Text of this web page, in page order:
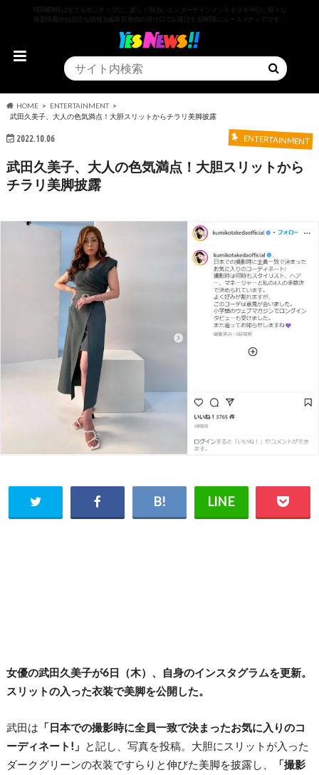
YESNEWSは全てをポジティブに、楽しく明るいエンターテインメントネタを中心に様々な
最新情報やお役立ち情報を編集部独自の切り口でお届けするWEBニュースメディアです。
HOME
ENTERTAINMENT
武田久美子、大人の色気満点！大胆スリットからチラリ美脚披露
2022.10.06 ENTERTAINMENT
武田久美子、大人の色気満点！大胆スリットから
チラリ美脚披露
女優の武田久美子が6日（木）、自身のインスタグラムを更新。
スリットの入った衣装で美脚を公開した。
武田は 「日本での撮影時に全員一致で決まったお気に入りのコ
ーディネート!」 と記し、写真を投稿。大胆にスリットが入った
ダークグリーンの衣装ですらりと伸びた美脚を披露し、
「撮影